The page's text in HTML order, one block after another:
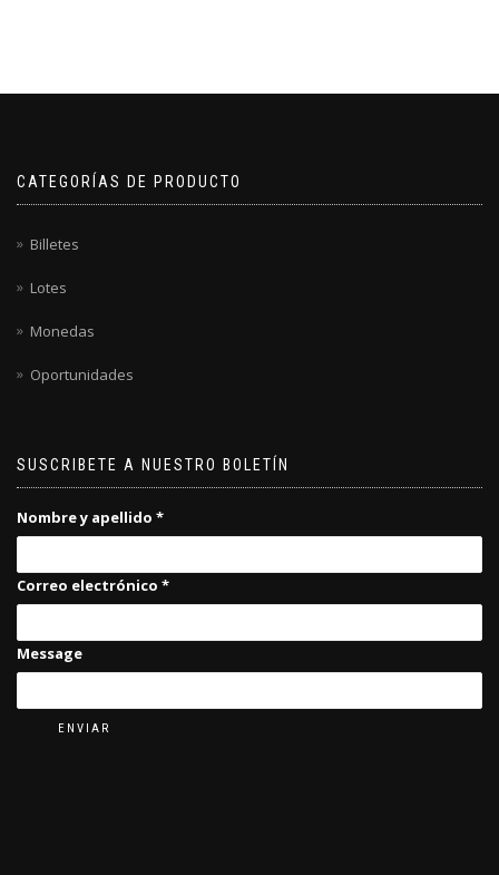
CATEGORÍAS DE PRODUCTO
Billetes
Lotes
Monedas
Oportunidades
SUSCRIBETE A NUESTRO BOLETÍN
Nombre y apellido *
Correo electrónico *
Message
ENVIAR